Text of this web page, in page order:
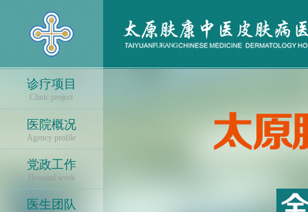
诊疗项目
Clinic project
医院概况
Agency profile
党政工作
Hospital work
医生团队